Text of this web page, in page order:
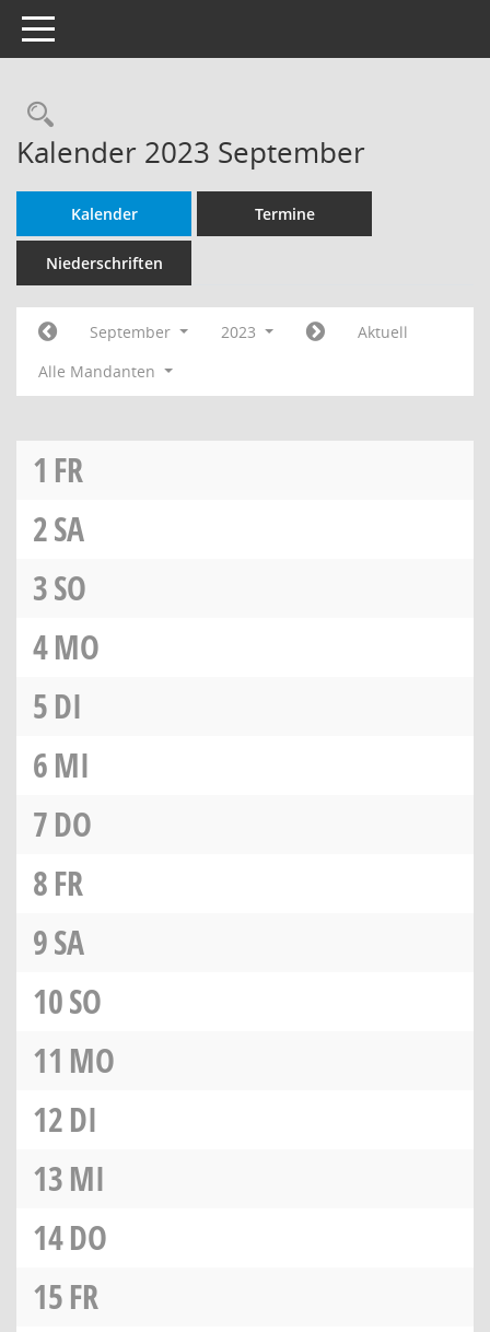
Toggle navigation
Rechercheauswahl
Kalender 2023 September
Kalender Termine
Niederschriften
September 2023
Aktuell
Alle Mandanten
1 FR
2SA
3SO
4MO
5DI
6MI
7DO
8FR
9SA
10SO
11 MO
12DI
13MI
14DO
15FR